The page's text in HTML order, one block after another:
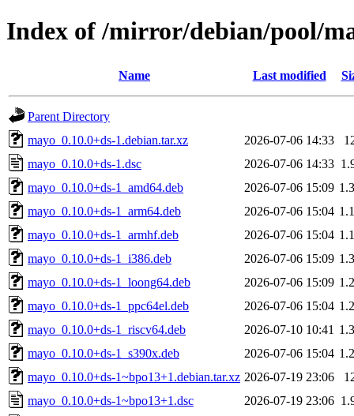
Index of /mirror/debian/pool/
Name Last modified
Parent Directory
mayo_0.10.0+ds-1.debian.tar.xz
2026-07-06 14:33
mayo_0.10.0+ds-1.dsc
2026-07-06 14:33
mayo_0.10.0+ds-1_amd64.deb
2026-07-06 15:09
mayo_0.10.0+ds-1_arm64.deb
2026-07-06 15:04
mayo_0.10.0+ds-1_armhf.deb
2026-07-06 15:04
mayo_0.10.0+ds-1_i386.deb
2026-07-06 15:09
mayo_0.10.0+ds-1_loong64.deb
2026-07-06 15:09
mayo_0.10.0+ds-1_ppc64el.deb
2026-07-06 15:04
mayo_0.10.0+ds-1_riscv64.deb
2026-07-10 10:41
mayo_0.10.0+ds-1_s390x.deb
2026-07-06 15:04
mayo_0.10.0+ds-1~bpo13+1.debian.tar.xz 2026-07-19 23:06
mayo_0.10.0+ds-1~bpo13+1.dsc
2026-07-19 23:06